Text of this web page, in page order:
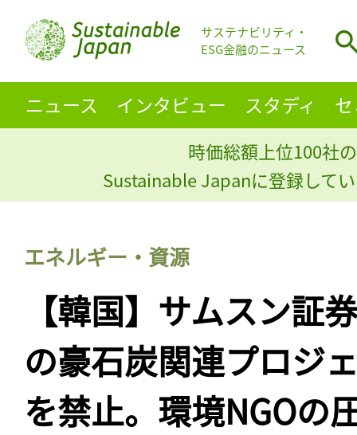
サステナビリティ・
ESG金融のニュース
ニュース インタビュー スタディ
時価総額上位100社
Sustainable Japanに登録して
エネルギー・資源
【韓国】サムスン証
の豪石炭関連プロジ
を禁止。環境NGOの